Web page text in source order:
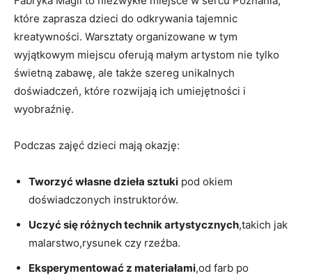
⁣które zaprasza dzieci do⁤ odkrywania tajemnic
kreatywności. Warsztaty ‌organizowane w tym
wyjątkowym miejscu oferują małym artystom nie tylko
‌świetną zabawę,‍ ale także szereg unikalnych
doświadczeń, które rozwijają ich ⁣umiejętności i
wyobraźnię.
Podczas zajęć dzieci mają okazję:
Tworzyć⁤ własne dzieła sztuki pod okiem
doświadczonych instruktorów.
Uczyć się różnych technik‌ artystycznych,takich⁤ jak
⁤malarstwo,rysunek‌ czy rzeźba.
Eksperymentować z materiałami,od farb po